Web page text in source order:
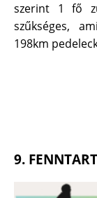
szerint 1 fő
szűkséges,
198km
9.